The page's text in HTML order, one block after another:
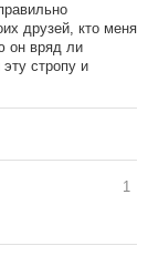
друзей, кто меня
он вряд ли
стропу и
1